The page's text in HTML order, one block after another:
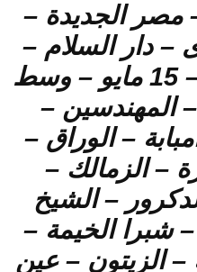
مصر الجديدة –
– دار السلام –
البساتين – حلوان – 15 مايو – وسط
– المهندسين –
– الوراق –
– الزمالك –
– الشيخ
شبرا الخيمة –
– الزيتون – عين